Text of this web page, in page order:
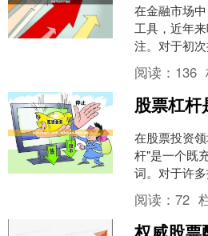
在金融市场
工具，近年
注。对于初
股票配资平
成开户流程
阅读： 136
在股票投资
杆"是一个既
词。对于许
杆交易机制
见的杠杆工
阅读：72